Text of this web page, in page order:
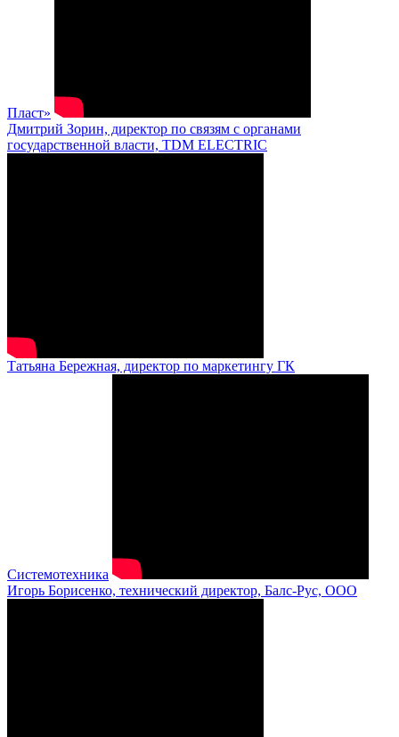
Пласт»
Дмитрий Зорин, директор по связям с органами
государственной власти, TDM ELECTRIC
Татьяна Бережная, директор по маркетингу ГК
Системотехника
Игорь Борисенко, технический директор, Балс-Рус, ООО